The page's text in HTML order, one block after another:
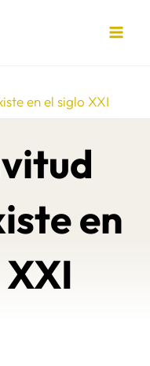
en el siglo XXI
en